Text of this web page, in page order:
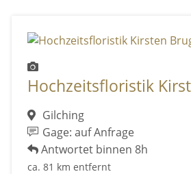
Hochzeitsfloristik
Gilching
Gage: auf Anfrage
Antwortet binnen 8h
ca. 81 km entfernt